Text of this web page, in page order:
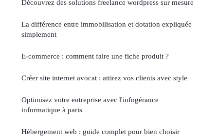
Découvrez des solutions freelance wordpress sur mesure
La différence entre immobilisation et dotation expliquée
simplement
E-commerce : comment faire une fiche produit ?
Créer site internet avocat : attirez vos clients avec style
Optimisez votre entreprise avec l'infogérance
informatique à paris
Hébergement web : guide complet pour bien choisir